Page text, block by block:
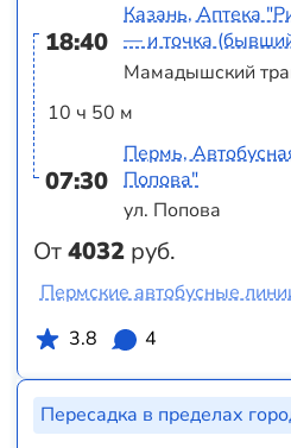
18:40
10 ч 50 м
07:30
От4032 руб.
Казань, Аптека
— и точка
Мамадышский
Пермь,
Попова"
ул. Попова
Пермские автобусные
3.8
4
Пересадка в пределах